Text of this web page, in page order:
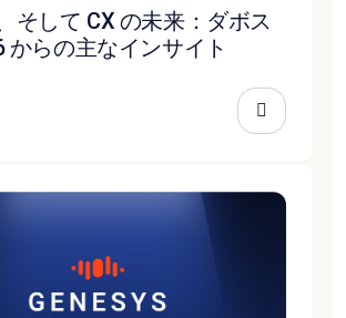
そして CX の未来：ダボス
からの主なインサイト